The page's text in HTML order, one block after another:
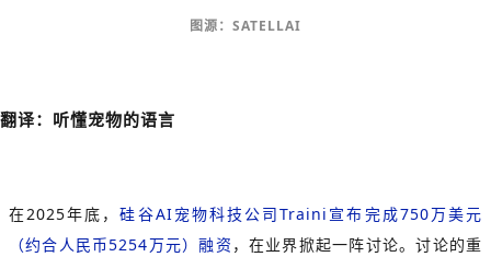
图源：SATELLAI
翻译：听懂宠物的语言
在2025年底，硅谷AI宠物科技公司Traini宣布完成750万美元
（约合人民币5254万元）融资 ，在业界掀起一阵讨论。讨论的重